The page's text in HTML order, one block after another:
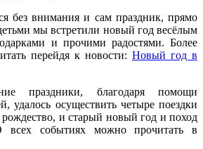
без внимания и сам праздник, прямо
мы встретили новый год весёлым
и прочими радостями. Более
перейдя к новости: Новый год в
праздники, благодаря помощи
удалось осуществить четыре поездки
и старый новый год и поход
событиях можно прочитать в